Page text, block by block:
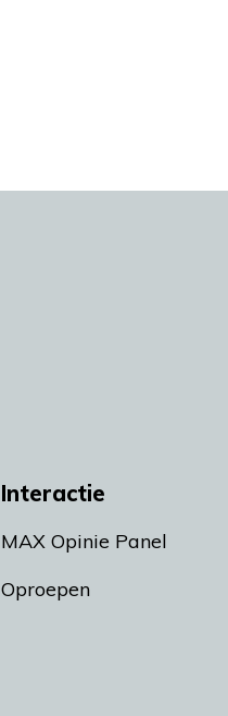
Interactie
MAX Opinie Panel
Oproepen